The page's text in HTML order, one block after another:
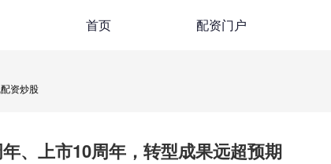
首页 配资门户
资炒股
、上市10周年，转型成果远超预期